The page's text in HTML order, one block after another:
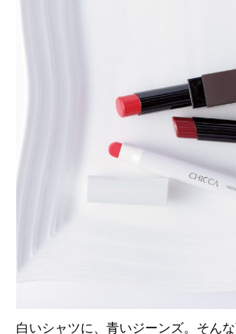
白いシャツに、青いジーンズ。そん